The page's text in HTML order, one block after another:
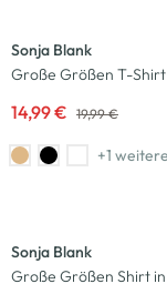
Sonja Blank
Große Größen T-
14,99 € 19,99 €
+1 weitere
Sonja Blank
Große Größen Shirt